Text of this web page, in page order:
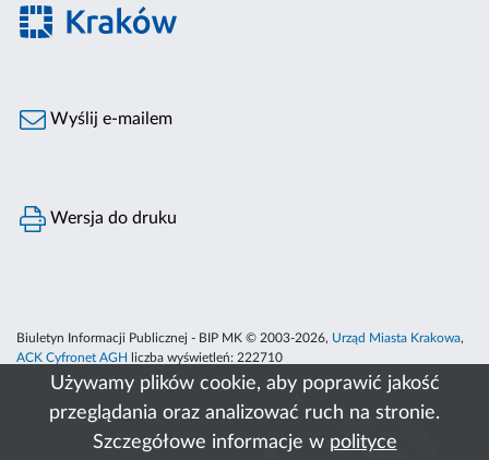
Używamy plików cookie, aby poprawić jakość
przeglądania oraz analizować ruch na stronie.
Szczegółowe informacje w polityce
Wyślij e-mailem
Wersja do druku
Biuletyn Informacji Publicznej - BIP MK © 2003-2026, Urząd Miasta Krakowa,
ACK Cyfronet AGH
liczba wyświetleń: 222710